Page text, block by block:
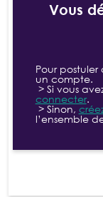
Vous
Pour
un compte.
> Si vous
connecter.
> Sinon,
l’ensemble